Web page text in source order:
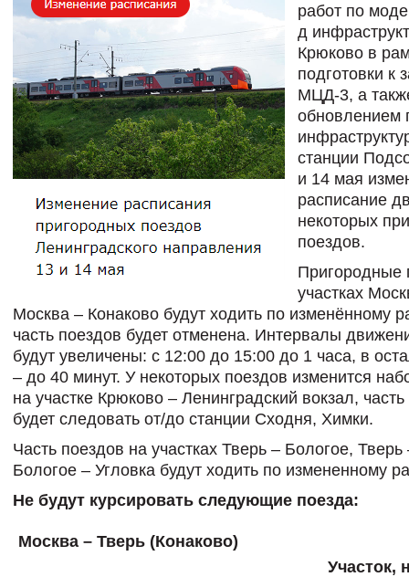
работ по
д
Крюково в
подготовки к
МЦД-3, а
обновлением
станции
и 14 мая
расписание
некоторых
поездов.
Пригородные
участках
Москва – Конаково будут ходить по изменённому
часть поездов будет отменена. Интервалы
будут увеличены: с 12:00 до 15:00 до 1 часа, в
– до 40 минут. У некоторых поездов изменится
на участке Крюково – Ленинградский вокзал,
будет следовать от/до станции Сходня, Химки.
Часть поездов на участках Тверь – Бологое,
Бологое – Угловка будут ходить по измененному
Не будут курсировать следующие поезда:
Москва – Тверь (Конаково)
Участок,